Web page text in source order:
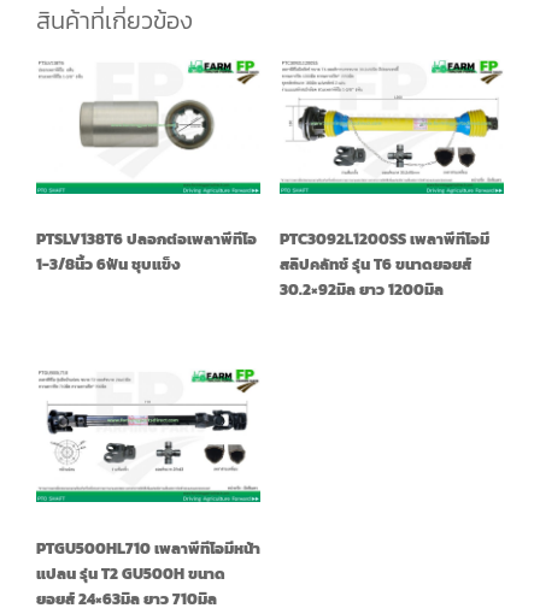
สินค้าที่เกี่ยวข้อง
PTSLV138T6 ปลอกต่อเพลาพีทีโอ
1-3/8นิ้ว 6ฟัน ชุบแข็ง
PTC3092L1200SS เพลาพีทีโอมี
สลิปคลัทช์ รุ่น T6 ขนาดยอยส์
30.2×92มิล ยาว 1200มิล
PTGU500HL710 เพลาพีทีโอมีหน้า
แปลน รุ่น T2 GU500H ขนาด
ยอยส์ 24×63มิล ยาว 710มิล